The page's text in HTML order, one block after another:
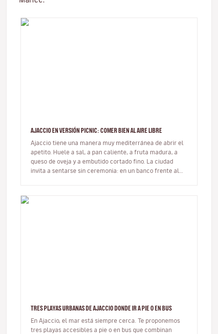
AJACCIO EN VERSIÓN PICNIC: COMER BIEN AL AIRE LIBRE
Ajaccio tiene una manera muy mediterránea de abrir el
apetito. Huele a sal, a pan caliente, a fruta madura, a
queso de oveja y a embutido cortado fino. La ciudad
invita a sentarse sin ceremonia: en un banco frente al
TRES PLAYAS URBANAS DE AJACCIO DONDE IR A PIE O EN BUS
En Ajaccio, el mar está siempre cerca. Te proponemos
tres playas accesibles a pie o en bus que combinan